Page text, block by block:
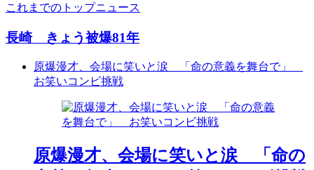
これまでのトップニュース
長崎 きょう被爆81年
原爆漫才、会場に笑いと涙 「命の意義を舞台で」
お笑いコンビ挑戦
原爆漫才、会場に笑いと涙 「命の